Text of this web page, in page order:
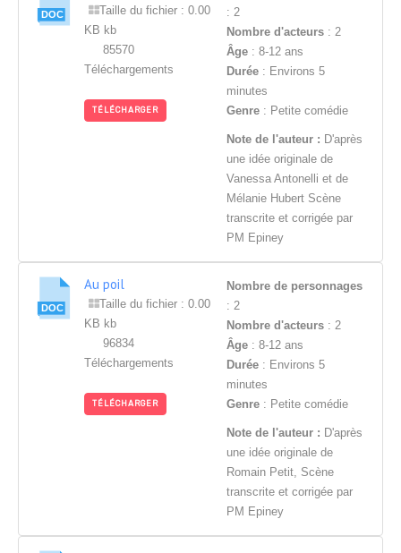
Taille du fichier : 0.00
KB kb
85570
Téléchargements
TÉLÉCHARGER
: 2
Nombre d'acteurs : 2
Âge : 8-12 ans
Durée : Environs 5
minutes
Genre : Petite comédie
Note de l'auteur : D'après
une idée originale de
Vanessa Antonelli et de
Mélanie Hubert Scène
transcrite et corrigée par
PM Epiney
Au poil
Taille du fichier : 0.00
KB kb
96834
Téléchargements
TÉLÉCHARGER
Nombre de personnages
: 2
Nombre d'acteurs : 2
Âge : 8-12 ans
Durée : Environs 5
minutes
Genre : Petite comédie
Note de l'auteur : D'après
une idée originale de
Romain Petit, Scène
transcrite et corrigée par
PM Epiney